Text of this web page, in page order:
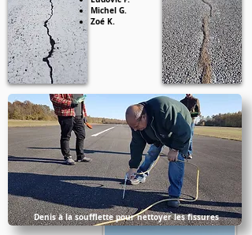
Michel G.
Zoé K.
Denis à la soufflette pour nettoyer les fissures